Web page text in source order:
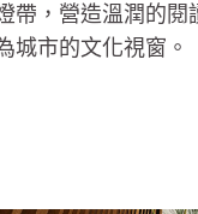
，營造溫潤的
城市的文化視窗。